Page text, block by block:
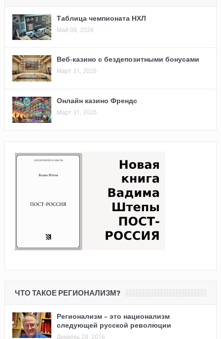
Таблица чемпионата НХЛ
Май 08, 2026
Веб-казино с бездепозитными бонусами
Март 31, 2026
Онлайн казино Френдс
Март 31, 2026
ЧТО ТАКОЕ РЕГИОНАЛИЗМ?
Регионализм – это национализм
следующей русской революции
Декабрь 28, 2016